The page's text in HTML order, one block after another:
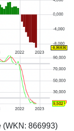
(WKN: 866993)